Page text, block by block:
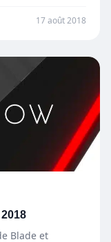
17 août 2018
Blade et